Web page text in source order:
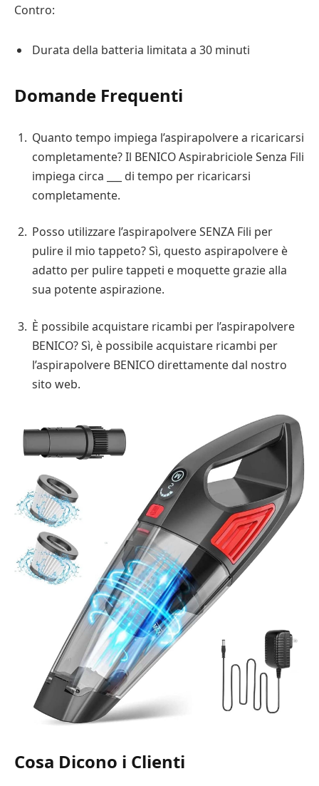
Contro:
Durata della batteria limitata a 30 minuti
Domande Frequenti
Quanto tempo impiega l’aspirapolvere a ricaricarsi
completamente? Il BENICO Aspirabriciole Senza Fili
impiega circa ___ di tempo per ricaricarsi
completamente.
Posso utilizzare l’aspirapolvere SENZA Fili per
pulire il mio tappeto? Sì, questo aspirapolvere è
adatto per pulire tappeti e moquette grazie alla
sua potente aspirazione.
È possibile acquistare ricambi per l’aspirapolvere
BENICO? Sì, è possibile acquistare ricambi per
l’aspirapolvere BENICO direttamente dal nostro
sito web.
Cosa Dicono i Clienti